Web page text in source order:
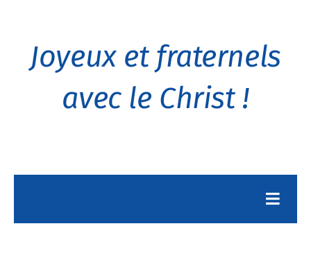
Joyeux et fraternels
avec le Christ !